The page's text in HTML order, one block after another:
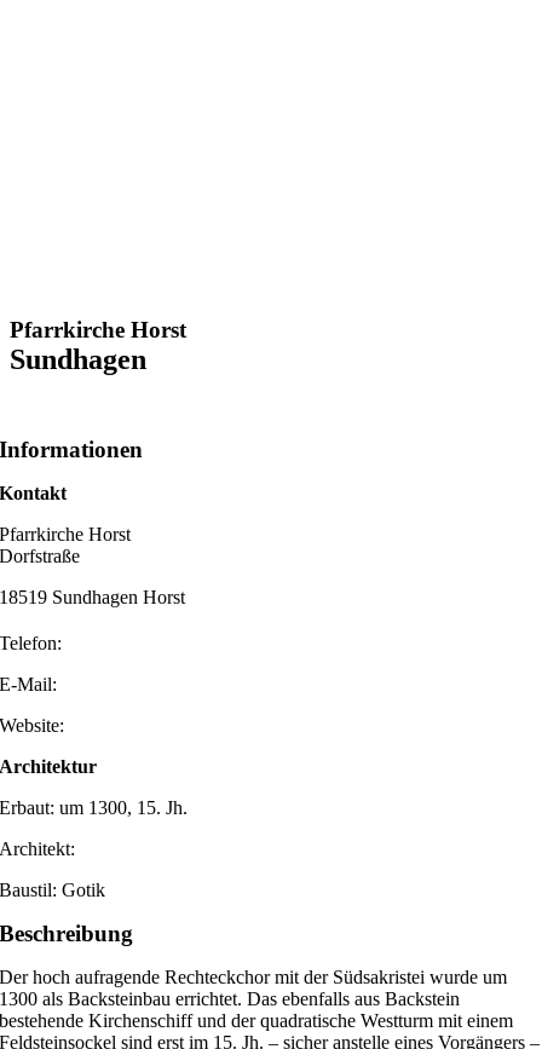
Pfarrkirche Horst
Sundhagen
Informationen
Kontakt
Pfarrkirche Horst
Dorfstraße
18519 Sundhagen Horst
Telefon:
E-Mail:
Website:
Architektur
Erbaut: um 1300, 15. Jh.
Architekt:
Baustil: Gotik
Beschreibung
Der hoch aufragende Rechteckchor mit der Südsakristei wurde um
1300 als Backsteinbau errichtet. Das ebenfalls aus Backstein
bestehende Kirchenschiff und der quadratische Westturm mit einem
Feldsteinsockel sind erst im 15. Jh. – sicher anstelle eines Vorgängers –